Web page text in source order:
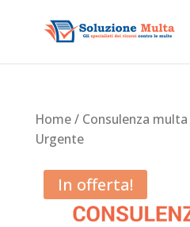
Home/ Consulenza multa
Urgente
In offerta!